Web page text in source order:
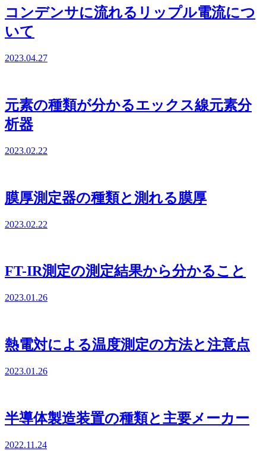
コンデンサに流れるリップル電流につ
いて
2023.04.27
元素の種類が分かるエックス線元素分
析器
2023.02.22
膜厚測定器の種類と測れる膜厚
2023.02.22
FT-IR測定の測定結果から分かること
2023.01.26
熱電対による温度測定の方法と注意点
2023.01.26
半導体製造装置の種類と主要メーカー
2022.11.24